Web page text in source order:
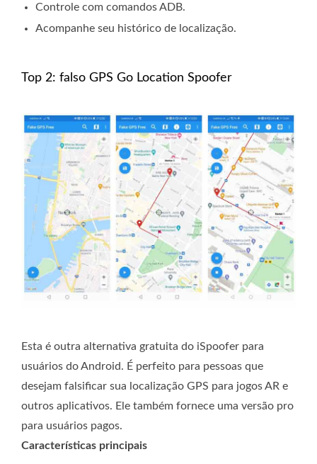
Controle com comandos ADB.
Acompanhe seu histórico de localização.
Top 2: falso GPS Go Location Spoofer
Esta é outra alternativa gratuita do iSpoofer para
usuários do Android. É perfeito para pessoas que
desejam falsificar sua localização GPS para jogos AR e
outros aplicativos. Ele também fornece uma versão pro
para usuários pagos.
Características principais